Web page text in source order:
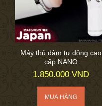
Máy thủ dâm tự động cao
cấp NANO
1.850.000 VND